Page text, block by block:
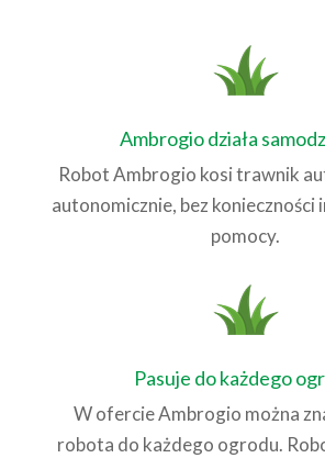
Ambrogio działa
Robot Ambrogio kosi trawnik
autonomicznie, bez konieczności
pomocy.
Pasuje do każdego
W ofercie Ambrogio można
robota do każdego ogrodu.